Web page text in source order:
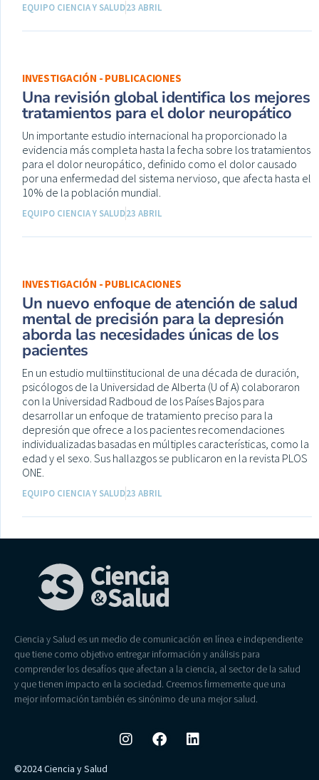
EQUIPO CIENCIA Y SALUD23 ABRIL
INVESTIGACIÓN - PUBLICACIONES
Una revisión global identifica los mejores
tratamientos para el dolor neuropático
Un importante estudio internacional ha proporcionado la
evidencia más completa hasta la fecha sobre los tratamientos
para el dolor neuropático, definido como el dolor causado
por una enfermedad del sistema nervioso, que afecta hasta el
10% de la población mundial.
EQUIPO CIENCIA Y SALUD23 ABRIL
INVESTIGACIÓN - PUBLICACIONES
Un nuevo enfoque de atención de salud
mental de precisión para la depresión
aborda las necesidades únicas de los
pacientes
En un estudio multiinstitucional de una década de duración,
psicólogos de la Universidad de Alberta (U of A) colaboraron
con la Universidad Radboud de los Países Bajos para
desarrollar un enfoque de tratamiento preciso para la
depresión que ofrece a los pacientes recomendaciones
individualizadas basadas en múltiples características, como la
edad y el sexo. Sus hallazgos se publicaron en la revista PLOS
ONE.
EQUIPO CIENCIA Y SALUD23 ABRIL
Ciencia y Salud es un medio de comunicación en línea e independiente
que tiene como objetivo entregar información y análisis para
comprender los desafíos que afectan a la ciencia, al sector de la salud
y que tienen impacto en la sociedad. Creemos firmemente que una
mejor información también es sinónimo de una mejor salud.
©2024 Ciencia y Salud